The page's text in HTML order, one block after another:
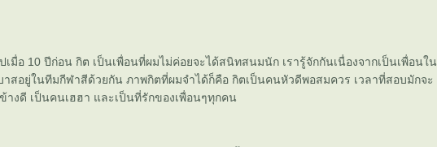
มื่อ 10 ปีก่อน กิต เป็นเพื่อนที่ผมไม่ค่อยจะได้สนิทสนมนัก เรารู้จักกันเนื่องจากเป็นเพื่อนใน
าสอยู่ในทีมกีฬาสีด้วยกัน ภาพกิตที่ผมจำได้ก็คือ กิตเป็นคนหัวดีพอสมควร เวลาที่สอบมักจะ
งดี เป็นคนเฮฮา และเป็นที่รักของเพื่อนๆทุกคน